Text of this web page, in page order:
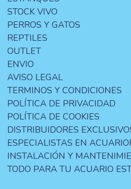
STOCK VIVO
PERROS Y GATOS
REPTILES
OUTLET
ENVIO
AVISO LEGAL
TERMINOS Y CONDICIONES
POLÍTICA DE PRIVACIDAD
POLÍTICA DE COOKIES
DISTRIBUIDORES
ESPECIALISTAS EN
INSTALACIÓN Y
TODO PARA TU ACUARIO